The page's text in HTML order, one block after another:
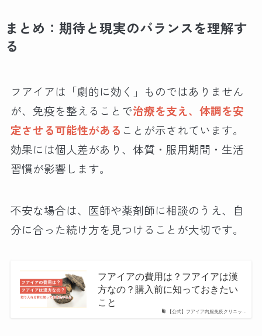
まとめ：期待と現実のバランスを理解す
る
フアイアは「劇的に効く」ものではありません
が、免疫を整えることで治療を支え、体調を安
定させる可能性がある ことが示されています。
効果には個人差があり、体質・服用期間・生活
習慣が影響します。
不安な場合は、医師や薬剤師に相談のうえ、自
分に合った続け方を見つけることが大切です。
【公式】フアイア内服免疫クリニッ…
フアイアの費用は？フアイアは漢
方なの？購入前に知っておきたい
こと